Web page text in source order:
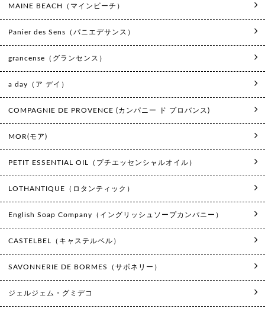
MAINE BEACH（マインビーチ）
Panier des Sens（パニエデサンス）
grancense（グランセンス）
a day（ア デイ）
COMPAGNIE DE PROVENCE (カンパニー ド プロバンス)
MOR(モア)
PETIT ESSENTIAL OIL（プチエッセンシャルオイル）
LOTHANTIQUE（ロタンティック）
English Soap Company（イングリッシュソープカンパニー）
CASTELBEL（キャステルベル）
SAVONNERIE DE BORMES（サボネリー）
ジェルジェム・グミデコ